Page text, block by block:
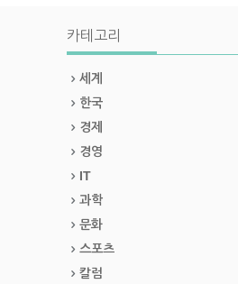
카테고리
세계
한국
경제
경영
IT
과학
문화
스포츠
칼럼